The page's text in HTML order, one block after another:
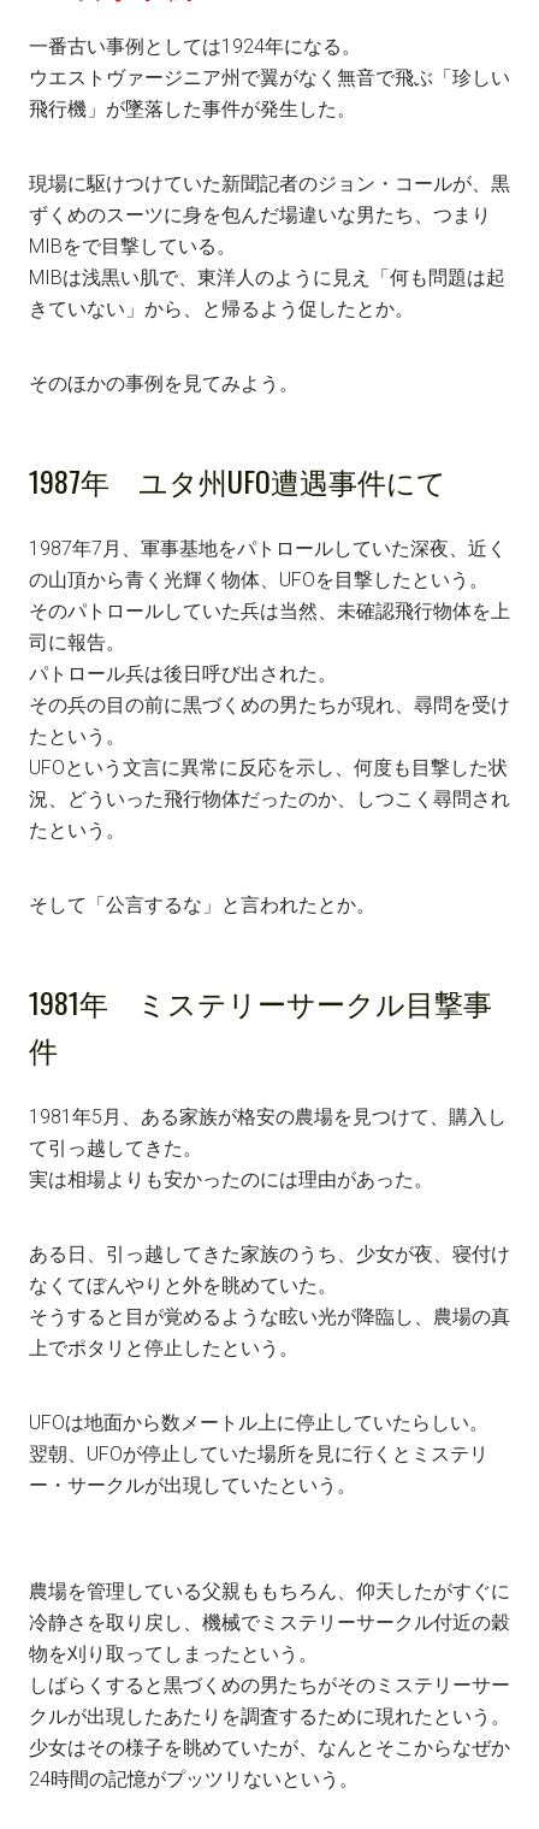
一番古い事例としては1924年になる。
ウエストヴァージニア州で翼がなく無音で飛ぶ「珍しい
飛行機」が墜落した事件が発生した。
現場に駆けつけていた新聞記者のジョン・コールが、黒
ずくめのスーツに身を包んだ場違いな男たち、つまり
MIBをで目撃している。
MIBは浅黒い肌で、東洋人のように見え「何も問題は起
きていない」から、と帰るよう促したとか。
そのほかの事例を見てみよう。
1987年 ユタ州UFO遭遇事件にて
1987年7月、軍事基地をパトロールしていた深夜、近く
の山頂から青く光輝く物体、UFOを目撃したという。
そのパトロールしていた兵は当然、未確認飛行物体を上
司に報告。
パトロール兵は後日呼び出された。
その兵の目の前に黒づくめの男たちが現れ、尋問を受け
たという。
UFOという文言に異常に反応を示し、何度も目撃した状
況、どういった飛行物体だったのか、しつこく尋問され
たという。
そして「公言するな」と言われたとか。
1981年 ミステリーサークル目撃事
件
1981年5月、ある家族が格安の農場を見つけて、購入し
て引っ越してきた。
実は相場よりも安かったのには理由があった。
ある日、引っ越してきた家族のうち、少女が夜、寝付け
なくてぼんやりと外を眺めていた。
そうすると目が覚めるような眩い光が降臨し、農場の真
上でポタリと停止したという。
UFOは地面から数メートル上に停止していたらしい。
翌朝、UFOが停止していた場所を見に行くとミステリ
ー・サークルが出現していたという。
農場を管理している父親ももちろん、仰天したがすぐに
冷静さを取り戻し、機械でミステリーサークル付近の穀
物を刈り取ってしまったという。
しばらくすると黒づくめの男たちがそのミステリーサー
クルが出現したあたりを調査するために現れたという。
少女はその様子を眺めていたが、なんとそこからなぜか
24時間の記憶がプッツリないという。